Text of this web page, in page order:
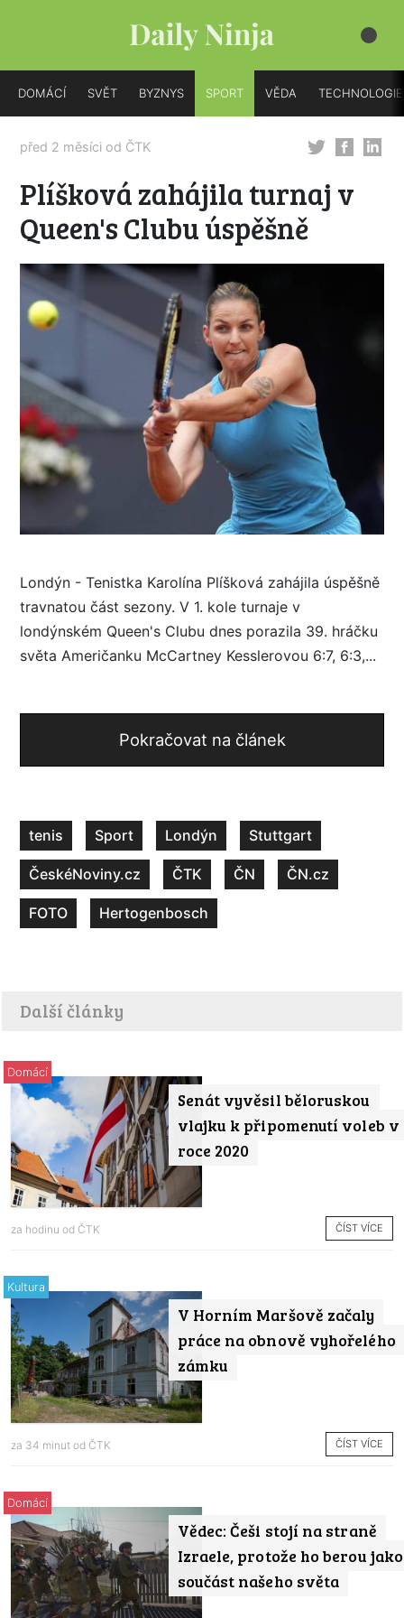
DOMÁCÍ SVĚT BYZNYS SPORT VĚDA TECHNOLOGIE
před 2 měsíci od ČTK
Plíšková zahájila turnaj v
Queen's Clubu úspěšně
Londýn - Tenistka Karolína Plíšková zahájila úspěšně
travnatou část sezony. V 1. kole turnaje v
londýnském Queen's Clubu dnes porazila 39. hráčku
světa Američanku McCartney Kesslerovou 6:7, 6:3,...
Pokračovat na článek
tenis Sport Londýn Stuttgart
ČeskéNoviny.cz ČTK ČN ČN.cz
FOTO Hertogenbosch
Další články
Senát vyvěsil běloruskou
vlajku k připomenutí voleb v
roce 2020
Domácí
za hodinu od ČTK ČÍST VÍCE
V Horním Maršově začaly
práce na obnově vyhořelého
zámku
Kultura
za 34 minut od ČTK ČÍST VÍCE
Vědec: Češi stojí na straně
Izraele, protože ho berou jako
součást našeho světa
Domácí